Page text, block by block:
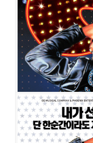
공연일시
2008-12-20 ~ 2009-
공연장
나루아트센터 대
출연진
장지우박정민유
현동
장서원 김경수이소영
그리스
공연일시
2008-10-30 ~ 2008-